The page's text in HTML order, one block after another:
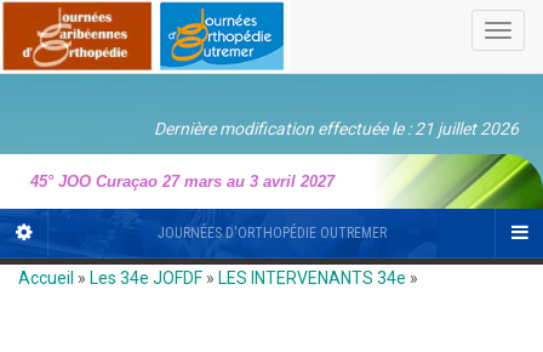
Dernière modification effectuée le : 21 juillet 2026
45° JOO Curaçao 27 mars au 3 avril 2027
JOURNÉES D'ORTHOPÉDIE OUTREMER
Accueil » Les 34e JOFDF » LES INTERVENANTS 34e »